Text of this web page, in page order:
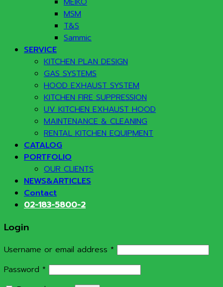
MSM
T&S
Sammic
SERVICE
KITCHEN PLAN DESIGN
GAS SYSTEMS
HOOD EXHAUST SYSTEM
KITCHEN FIRE SUPPRESSION
UV KITCHEN EXHAUST HOOD
MAINTENANCE & CLEANING
RENTAL KITCHEN EQUIPMENT
CATALOG
PORTFOLIO
OUR CLIENTS
NEWS&ARTICLES
Contact
02-183-5800-2
Login
Username or email address * Required
Password * Required